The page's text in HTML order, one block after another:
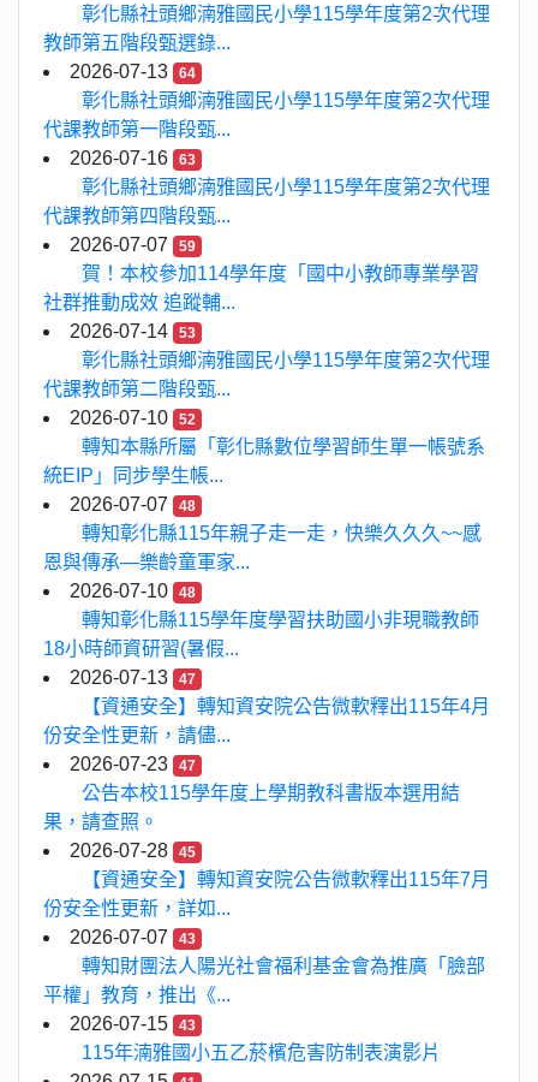
彰化縣社頭鄉湳雅國民小學115學年度第2次代理
教師第五階段甄選錄...
2026-07-13
64
彰化縣社頭鄉湳雅國民小學115學年度第2次代理
代課教師第一階段甄...
2026-07-16
63
彰化縣社頭鄉湳雅國民小學115學年度第2次代理
代課教師第四階段甄...
2026-07-07
59
賀！本校參加114學年度「國中小教師專業學習
社群推動成效 追蹤輔...
2026-07-14
53
彰化縣社頭鄉湳雅國民小學115學年度第2次代理
代課教師第二階段甄...
2026-07-10
52
轉知本縣所屬「彰化縣數位學習師生單一帳號系
統EIP」同步學生帳...
2026-07-07
48
轉知彰化縣115年親子走一走，快樂久久久~~感
恩與傳承—樂齡童軍家...
2026-07-10
48
轉知彰化縣115學年度學習扶助國小非現職教師
18小時師資研習(暑假...
2026-07-13
47
【資通安全】轉知資安院公告微軟釋出115年4月
份安全性更新，請儘...
2026-07-23
47
公告本校115學年度上學期教科書版本選用結
果，請查照。
2026-07-28
45
【資通安全】轉知資安院公告微軟釋出115年7月
份安全性更新，詳如...
2026-07-07
43
轉知財團法人陽光社會福利基金會為推廣「臉部
平權」教育，推出《...
2026-07-15
43
115年湳雅國小五乙菸檳危害防制表演影片